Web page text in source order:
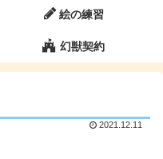
絵の練習
幻獣契約
2021.12.11